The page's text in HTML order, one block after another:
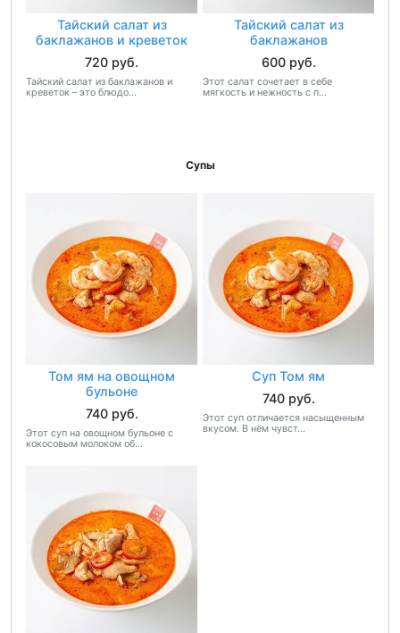
Тайский салат из
баклажанов и креветок
720 руб.
Тайский салат из баклажанов и
креветок – это блюдо...
Тайский салат из
баклажанов
600 руб.
Этот салат сочетает в себе
мягкость и нежность с п...
Супы
Том ям на овощном
бульоне
740 руб.
Этот суп на овощном бульоне с
кокосовым молоком об...
Суп Том ям
740 руб.
Этот суп отличается насыщенным
вкусом. В нём чувст...